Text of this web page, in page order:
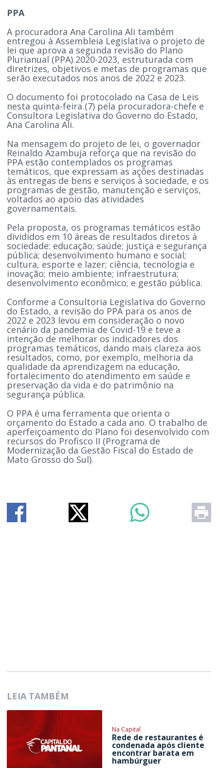
PPA
A procuradora Ana Carolina Ali também
entregou à Assembleia Legislativa o projeto de
lei que aprova a segunda revisão do Plano
Plurianual (PPA) 2020-2023, estruturada com
diretrizes, objetivos e metas de programas que
serão executados nos anos de 2022 e 2023.
O documento foi protocolado na Casa de Leis
nesta quinta-feira (7) pela procuradora-chefe e
Consultora Legislativa do Governo do Estado,
Ana Carolina Ali.
Na mensagem do projeto de lei, o governador
Reinaldo Azambuja reforça que na revisão do
PPA estão contemplados os programas
temáticos, que expressam as ações destinadas
às entregas de bens e serviços à sociedade, e os
programas de gestão, manutenção e serviços,
voltados ao apoio das atividades
governamentais.
Pela proposta, os programas temáticos estão
divididos em 10 áreas de resultados diretos à
sociedade: educação; saúde; justiça e segurança
pública; desenvolvimento humano e social;
cultura, esporte e lazer; ciência, tecnologia e
inovação; meio ambiente; infraestrutura;
desenvolvimento econômico; e gestão pública.
Conforme a Consultoria Legislativa do Governo
do Estado, a revisão do PPA para os anos de
2022 e 2023 levou em consideração o novo
cenário da pandemia de Covid-19 e teve a
intenção de melhorar os indicadores dos
programas temáticos, dando mais clareza aos
resultados, como, por exemplo, melhoria da
qualidade da aprendizagem na educação,
fortalecimento do atendimento em saúde e
preservação da vida e do patrimônio na
segurança pública.
O PPA é uma ferramenta que orienta o
orçamento do Estado a cada ano. O trabalho de
aperfeiçoamento do Plano foi desenvolvido com
recursos do Profisco II (Programa de
Modernização da Gestão Fiscal do Estado de
Mato Grosso do Sul).
LEIA TAMBÉM
Na Capital
Rede de restaurantes é
condenada após cliente
encontrar barata em
hambúrguer